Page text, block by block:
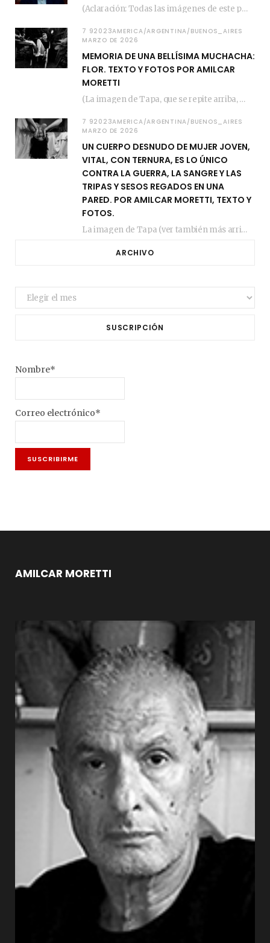
(Aclaración: Todas las imágenes de este posteo fueron tomadas de Bloghemia.com, y todos los…
7 92023AMERICA/ARGENTINA/BUENOS_AIRES
MARZO DE 2026
MEMORIA DE UNA BELLÍSIMA MUCHACHA:
FLOR. TEXTO Y FOTOS POR AMILCAR
MORETTI
(La imagen de Tapa, que se repite arriba, fue compuesta por Amilcar Moretti el viernes…
7 92023AMERICA/ARGENTINA/BUENOS_AIRES
MARZO DE 2026
UN CUERPO DESNUDO DE MUJER JOVEN,
VITAL, CON TERNURA, ES LO ÚNICO
CONTRA LA GUERRA, LA SANGRE Y LAS
TRIPAS Y SESOS REGADOS EN UNA
PARED. POR AMILCAR MORETTI, TEXTO Y
FOTOS.
La imagen de Tapa (ver también más arriba) fue compuesta en estos días de febrero…
ARCHIVO
Archivo
SUSCRIPCIÓN
Nombre*
Correo electrónico*
AMILCAR MORETTI